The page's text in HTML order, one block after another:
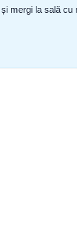
mergi la sală cu